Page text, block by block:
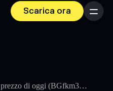
Scarica ora Menu
prezzo di oggi (BGfkm3…